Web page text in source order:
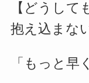
【どうし
抱え込まな
「もっと早